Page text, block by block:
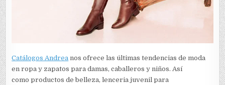
Catálogos Andrea nos ofrece las últimas tendencias de moda
en ropa y zapatos para damas, caballeros y niños. Así
como productos de belleza, lenceria juvenil para